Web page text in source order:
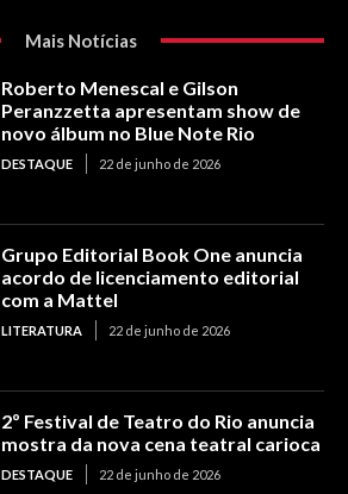
Mais Notícias
Roberto Menescal e Gilson
Peranzzetta apresentam show de
novo álbum no Blue Note Rio
DESTAQUE 22 de junho de 2026
Grupo Editorial Book One anuncia
acordo de licenciamento editorial
com a Mattel
LITERATURA 22 de junho de 2026
2º Festival de Teatro do Rio anuncia
mostra da nova cena teatral carioca
DESTAQUE 22 de junho de 2026